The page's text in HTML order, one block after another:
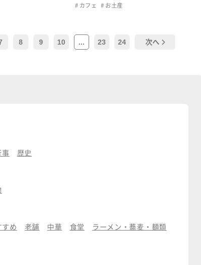
カフェ お土産
8 9 10 ... 23 24 次へ
事 歴史
すめ 老舗 中華 食堂 ラーメン・蕎麦・麺類